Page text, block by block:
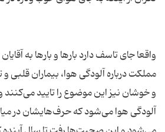
واقعا جای تاسف دارد بار‌ها و بار‌ها به
مملکت درباره آلودگی هوا، بیماران
و خوشان نیز این موضوع را تایید
آلودگی هوا می‌شود که حرف‌هایشان در